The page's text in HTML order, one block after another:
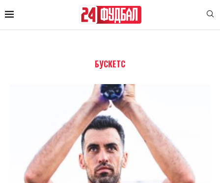
БУСКЕТС